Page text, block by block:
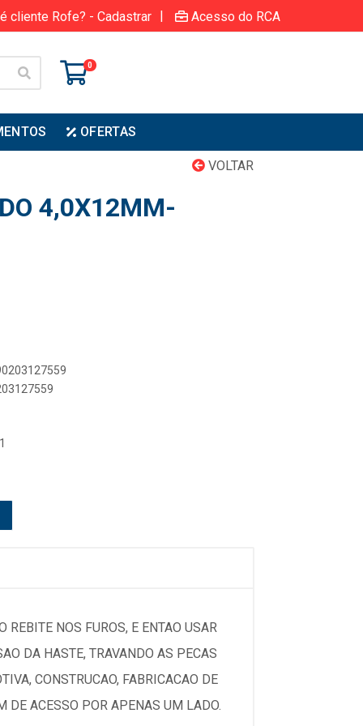
cliente Rofe? - Cadastrar | Acesso do RCA
0
OFERTAS
VOLTAR
4,0X12MM-
NOS FUROS, E ENTAO USAR
DA HASTE, TRAVANDO AS PECAS
CONSTRUCAO, FABRICACAO DE
DE ACESSO POR APENAS UM LADO.